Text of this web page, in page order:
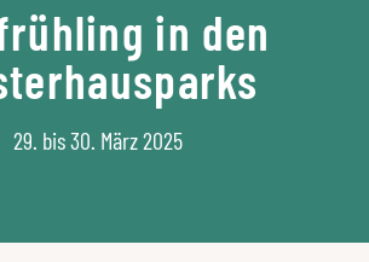
in den
29. bis 30. März 2025